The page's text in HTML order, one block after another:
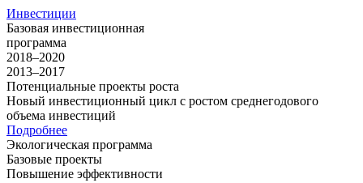
Инвестиции
Базовая инвестиционная
программа
2018–2020
2013–2017
Потенциальные проекты роста
Новый инвестиционный цикл с ростом среднегодового
объема инвестиций
Подробнее
Экологическая программа
Базовые проекты
Повышение эффективности